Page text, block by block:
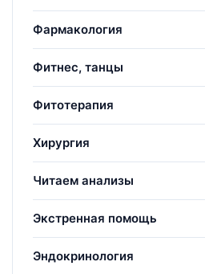
Фармакология
Фитнес, танцы
Фитотерапия
Хирургия
Читаем анализы
Экстренная помощь
Эндокринология